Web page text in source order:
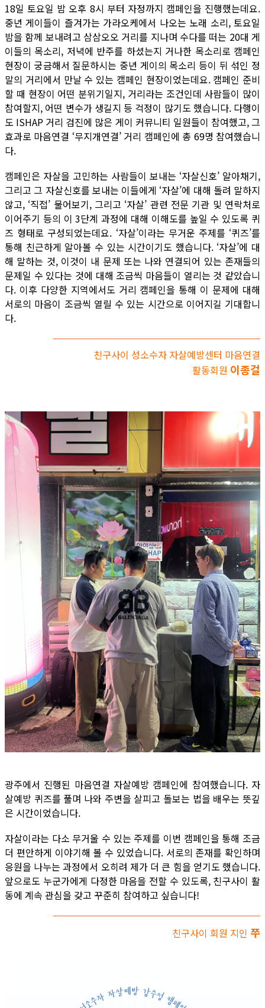
18일 토요일 밤 오후 8시 부터 자정까지 캠페인을 진행했는데요.
중년 게이들이 즐겨가는 가라오케에서 나오는 노래 소리, 토요일
밤을 함께 보내려고 삼삼오오 거리를 지나며 수다를 떠는 20대 게
이들의 목소리, 저녁에 반주를 하셨는지 거나한 목소리로 캠페인
현장이 궁금해서 질문하시는 중년 게이의 목소리 등이 뒤 섞인 정
말의 거리에서 만날 수 있는 캠페인 현장이었는데요. 캠페인 준비
할 때 현장이 어떤 분위기일지, 거리라는 조건인데 사람들이 많이
참여할지, 어떤 변수가 생길지 등 걱정이 많기도 했습니다. 다행이
도 ISHAP 거리 검진에 많은 게이 커뮤니티 일원들이 참여했고, 그
효과로 마음연결 ‘무지개연결’ 거리 캠페인에 총 69명 참여했습니
다.
캠페인은 자살을 고민하는 사람들이 보내는 ‘자살신호’ 알아채기,
그리고 그 자살신호를 보내는 이들에게 ‘자살’에 대해 돌려 말하지
않고, ‘직접’ 물어보기, 그리고 ‘자살’ 관련 전문 기관 및 연락처로
이어주기 등의 이 3단계 과정에 대해 이해도를 높일 수 있도록 퀴
즈 형태로 구성되었는데요. ‘자살’이라는 무거운 주제를 ‘퀴즈’를
통해 친근하게 알아볼 수 있는 시간이기도 했습니다. ‘자살’에 대
해 말하는 것, 이것이 내 문제 또는 나와 연결되어 있는 존재들의
문제일 수 있다는 것에 대해 조금씩 마음들이 열리는 것 같았습니
다. 이후 다양한 지역에서도 거리 캠페인을 통해 이 문제에 대해
서로의 마음이 조금씩 열릴 수 있는 시간으로 이어지길 기대합니
다.
친구사이 성소수자 자살예방센터 마음연결
활동회원 이종걸
광주에서 진행된 마음연결 자살예방 캠페인에 참여했습니다. 자
살예방 퀴즈를 풀며 나와 주변을 살피고 돌보는 법을 배우는 뜻깊
은 시간이었습니다.
자살이라는 다소 무거울 수 있는 주제를 이번 캠페인을 통해 조금
더 편안하게 이야기해 볼 수 있었습니다. 서로의 존재를 확인하며
응원을 나누는 과정에서 오히려 제가 더 큰 힘을 얻기도 했습니다.
앞으로도 누군가에게 다정한 마음을 전할 수 있도록, 친구사이 활
동에 계속 관심을 갖고 꾸준히 참여하고 싶습니다!
친구사이 회원 지인 쭈